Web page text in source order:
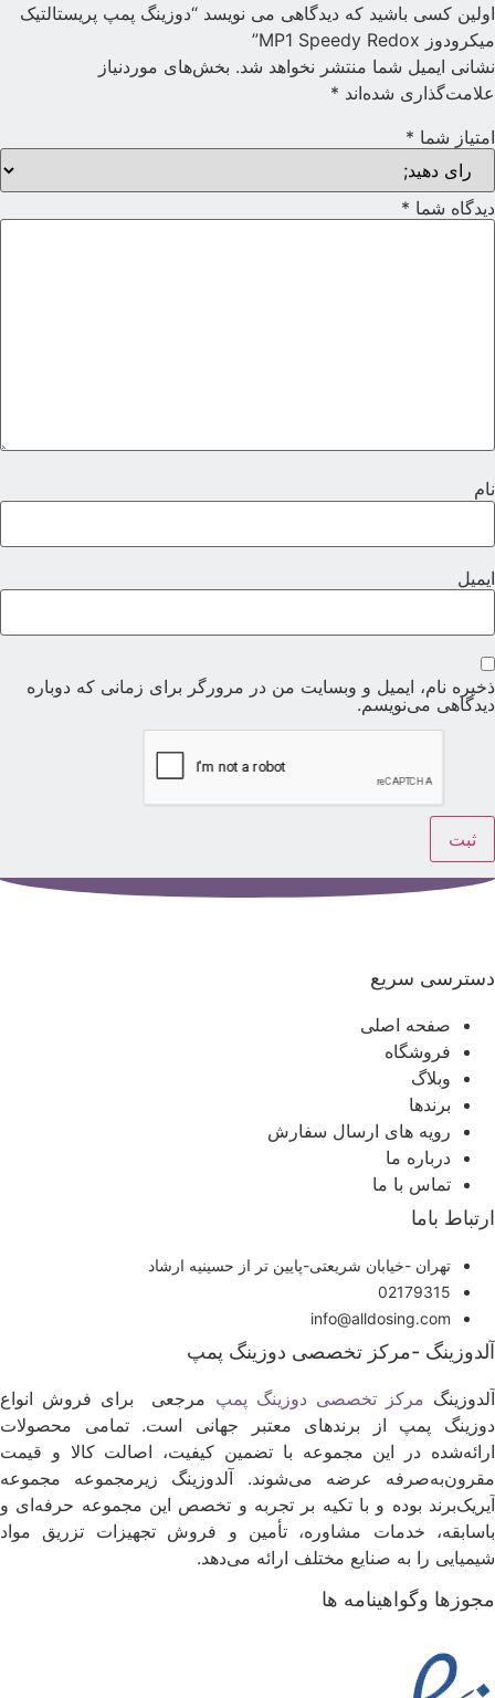
اولین کسی باشید که دیدگاهی می نویسد “دوزینگ پمپ پریستالتیک
میکرودوز MP1 Speedy Redox”
نشانی ایمیل شما منتشر نخواهد شد. بخش‌های موردنیاز
علامت‌گذاری شده‌اند *
امتیاز شما *
دیدگاه شما *
نام
ایمیل
ذخیره نام، ایمیل و وبسایت من در مرورگر برای زمانی که دوباره
دیدگاهی می‌نویسم.
دسترسی سریع
صفحه اصلی
فروشگاه
وبلاگ
برندها
رویه های ارسال سفارش
درباره ما
تماس با ما
ارتباط باما
تهران -خیابان شریعتی-پایین تر از حسینیه ارشاد
02179315
info@alldosing.com
آلدوزینگ -مرکز تخصصی دوزینگ پمپ
مرکز تخصصی دوزینگ پمپ مرجعی برای فروش انواع
دوزینگ پمپ از برندهای معتبر جهانی است. تمامی محصولات
ارائه‌شده در این مجموعه با تضمین کیفیت، اصالت کالا و قیمت
مقرون‌به‌صرفه عرضه می‌شوند. آلدوزینگ زیرمجموعه مجموعه
آیریک‌برند بوده و با تکیه بر تجربه و تخصص این مجموعه حرفه‌ای و
باسابقه، خدمات مشاوره، تأمین و فروش تجهیزات تزریق مواد
شیمیایی را به صنایع مختلف ارائه می‌دهد.
مجوزها وگواهینامه ها